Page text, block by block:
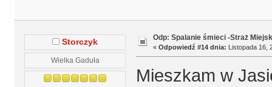
Storczyk
Wielka Gaduła
Odp: Spalanie śmieci -Straż
« Odpowiedź #14 dnia: Listopada 16,
Mieszkam w